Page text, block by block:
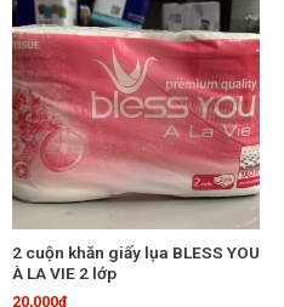
2 cuộn khăn giấy lụa BLESS YOU
À LA VIE 2 lớp
20,000₫